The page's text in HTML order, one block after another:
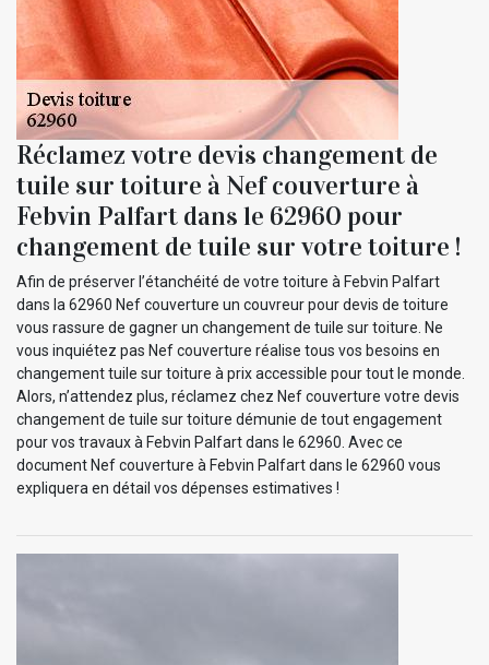
Réclamez votre devis changement de
tuile sur toiture à Nef couverture à
Febvin Palfart dans le 62960 pour
changement de tuile sur votre toiture !
Afin de préserver l’étanchéité de votre toiture à Febvin Palfart
dans la 62960 Nef couverture un couvreur pour devis de toiture
vous rassure de gagner un changement de tuile sur toiture. Ne
vous inquiétez pas Nef couverture réalise tous vos besoins en
changement tuile sur toiture à prix accessible pour tout le monde.
Alors, n’attendez plus, réclamez chez Nef couverture votre devis
changement de tuile sur toiture démunie de tout engagement
pour vos travaux à Febvin Palfart dans le 62960. Avec ce
document Nef couverture à Febvin Palfart dans le 62960 vous
expliquera en détail vos dépenses estimatives !